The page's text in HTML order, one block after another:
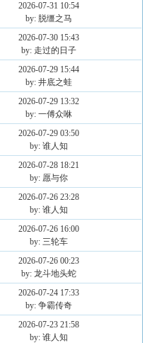
2026-07-31 10:54
by: 脱缰之马
2026-07-30 15:43
by: 走过的日子
2026-07-29 15:44
by: 井底之蛙
2026-07-29 13:32
by: 一傅众咻
2026-07-29 03:50
by: 谁人知
2026-07-28 18:21
by: 愿与你
2026-07-26 23:28
by: 谁人知
2026-07-26 16:00
by: 三轮车
2026-07-26 00:23
by: 龙斗地头蛇
2026-07-24 17:33
by: 争霸传奇
2026-07-23 21:58
by: 谁人知